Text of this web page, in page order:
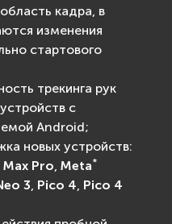
кадра, в
изменения
стартового
трекинга рук
с
Android;
новых устройств:
Max Pro, Meta*
3, Pico 4, Pico 4